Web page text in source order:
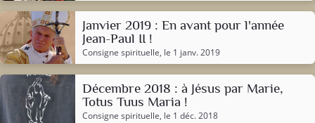
Janvier 2019 : En avant pour l'année
Jean-Paul II !
Consigne spirituelle, le 1 janv. 2019
Décembre 2018 : à Jésus par Marie,
Totus Tuus Maria !
Consigne spirituelle, le 1 déc. 2018